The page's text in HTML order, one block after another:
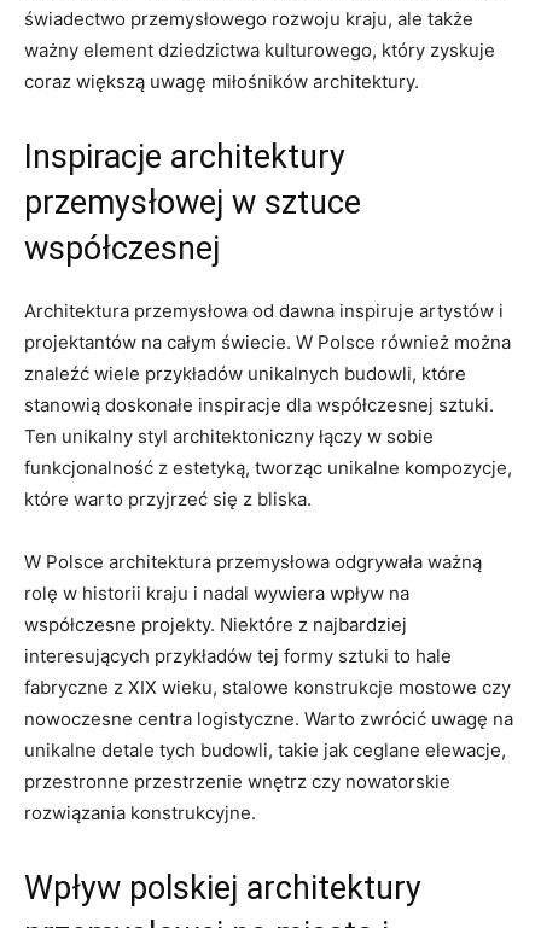
świadectwo przemysłowego rozwoju kraju, ale także
ważny element dziedzictwa kulturowego, który zyskuje
coraz większą uwagę miłośników architektury.
Inspiracje architektury
przemysłowej w sztuce
współczesnej
Architektura przemysłowa od dawna inspiruje artystów i
projektantów na całym świecie. W Polsce również można
znaleźć wiele przykładów unikalnych budowli, które
stanowią doskonałe inspiracje dla współczesnej sztuki.
Ten unikalny styl architektoniczny łączy w sobie
funkcjonalność z estetyką, tworząc unikalne kompozycje,
które warto przyjrzeć się z bliska.
W Polsce architektura przemysłowa odgrywała ważną
rolę w historii kraju i nadal wywiera wpływ na
współczesne projekty. Niektóre z najbardziej
interesujących przykładów tej formy sztuki to hale
fabryczne z XIX wieku, stalowe konstrukcje mostowe czy
nowoczesne centra logistyczne. Warto zwrócić uwagę na
unikalne detale tych budowli, takie jak ceglane elewacje,
przestronne przestrzenie wnętrz czy nowatorskie
rozwiązania konstrukcyjne.
Wpływ polskiej architektury